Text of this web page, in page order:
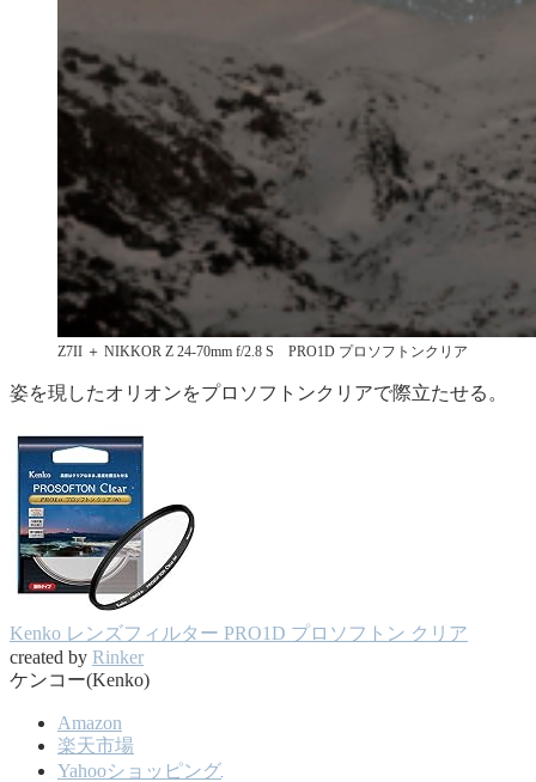
Z7II ＋ NIKKOR Z 24-70mm f/2.8 S PRO1D プロソフトンクリア
姿を現したオリオンをプロソフトンクリアで際立たせる。
Kenko レンズフィルター PRO1D プロソフトン クリア
created by Rinker
ケンコー(Kenko)
Amazon
楽天市場
Yahooショッピング